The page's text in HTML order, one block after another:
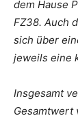
dem Hause
FZ38. Auch
sich über
jeweils eine
Insgesamt
Gesamtwert